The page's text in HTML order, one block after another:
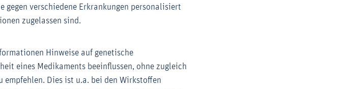
verschiedene Erkrankungen personalisiert
zugelassen sind.
Hinweise auf genetische
eines Medikaments beeinflussen, ohne zugleich
empfehlen. Dies ist u.a. bei den Wirkstoffen